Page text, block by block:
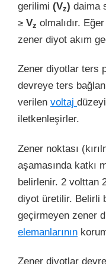
gerilimi (Vz) daima
≥ Vz olmalıdır.
zener diyot akım
Zener diyotlar ters
devreye ters
verilen voltaj
iletkenleşirler.
Zener noktası
aşamasında katkı
belirlenir. 2 volttan
diyot üretilir. Belirli
geçirmeyen zener
elemanlarının
Zener diyotlar